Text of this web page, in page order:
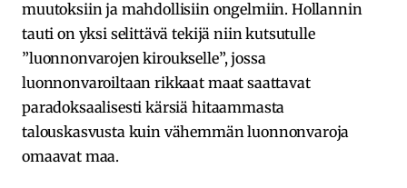
muutoksiin ja mahdollisiin ongelmiin. Hollannin
tauti on yksi selittävä tekijä niin kutsutulle
”luonnonvarojen kiroukselle”, jossa
luonnonvaroiltaan rikkaat maat saattavat
paradoksaalisesti kärsiä hitaammasta
talouskasvusta kuin vähemmän luonnonvaroja
omaavat maa.